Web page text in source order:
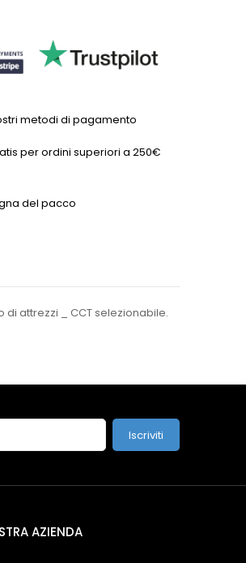
metodi di pagamento
per ordini superiori a 250€
del pacco
attrezzi _ CCT selezionabile.
Iscriviti
AZIENDA